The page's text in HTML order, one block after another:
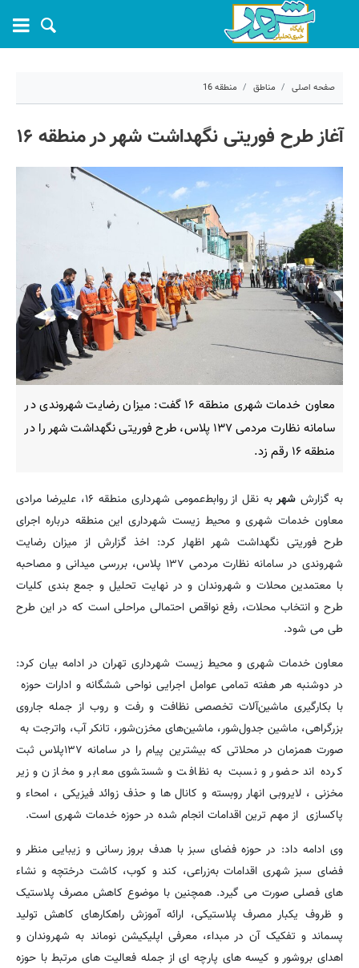
صفحه اصلی مناطق منطقه 16
کد مطلب: 54843
آغاز طرح فوریتی نگهداشت شهر در منطقه ۱۶
معاون خدمات شهری منطقه ۱۶ گفت: میزان رضایت شهروندی در
سامانه نظارت مردمی ۱۳۷ پلاس، طرح فوریتی نگهداشت شهر را در
منطقه ۱۶ رقم زد.
به گزارش شهر
به نقل از روابط‌عمومی شهرداری منطقه ۱۶، علیرضا مرادی
معاون خدمات شهری و محیط زیست شهرداری این منطقه درباره اجرای
طرح فوریتی نگهداشت شهر اظهار کرد: اخذ گزارش از میزان رضایت
شهروندی در سامانه نظارت مردمی ۱۳۷ پلاس، بررسی میدانی و مصاحبه
با معتمدین محلات و شهروندان و در نهایت تحلیل و جمع بندی کلیات
طرح و انتخاب محلات، رفع نواقص احتمالی مراحلی است که در این طرح
طی می شود.
معاون خدمات شهری و محیط زیست شهرداری تهران در ادامه بیان کرد:
در دوشنبه هر هفته تمامی عوامل اجرایی نواحی ششگانه و ادارات حوزه
با بکارگیری ماشین‌آلات تخصصی نظافت و رفت و روب از جمله جاروی
بزرگراهی، ماشین جدول‌شور، ماشین‌های مخزن‌شور، تانکر آب، واترجت به
صورت همزمان در محلاتی که بیشترین پیام را در سامانه ۱۳۷پلاس ثبت
کرده اند حضور و نسبت به نظافت و شستشوی معابر و مخازن و زیر
مخزنی ، لایروبی انهار روبسته و کانال ها و حذف زوائد فیزیکی ، امحاء و
پاکسازی از مهم ترین اقدامات انجام شده در حوزه خدمات شهری است.
وی ادامه داد: در حوزه فضای سبز با هدف بروز رسانی و زیبایی منظر و
فضای سبز شهری اقدامات به‌زراعی، کند و کوب، کاشت درختچه و نشاء
های فصلی صورت می گیرد. همچنین با موضوع کاهش مصرف پلاستیک
و ظروف یکبار مصرف پلاستیکی، ارائه آموزش راهکارهای کاهش تولید
پسماند و تفکیک آن در مبداء، معرفی اپلیکیشن نوماند به شهروندان و
اهدای بروشور و کیسه های پارچه ای از جمله فعالیت های مرتبط با حوزه